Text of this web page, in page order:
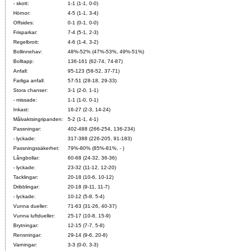
- skott:
1-1 (1-1, 0-0)
Hörnor:
4-5 (1-1, 3-4)
Offsides:
0-1 (0-1, 0-0)
Frisparkar:
7-4 (5-1, 2-3)
Regelbrott:
4-6 (1-4, 3-2)
Bollinnehav:
48%-52% (47%-53%, 49%-51%)
Bolltapp:
136-161 (62-74, 74-87)
Anfall:
95-123 (58-52, 37-71)
Farliga anfall:
57-51 (28-18, 29-33)
Stora chanser:
3-1 (2-0, 1-1)
- missade:
1-1 (1-0, 0-1)
Inkast:
16-27 (2-3, 14-24)
Målvaktsingripanden:
5-2 (1-1, 4-1)
Passningar:
402-488 (266-254, 136-234)
- lyckade:
317-388 (226-205, 91-183)
Passningssäkerhet:
79%-80% (85%-81%, - )
Långbollar:
60-68 (24-32, 36-36)
- lyckade:
23-32 (11-12, 12-20)
Tacklingar:
20-18 (10-6, 10-12)
Dribblingar:
20-18 (9-11, 11-7)
- lyckade:
10-12 (5-8, 5-4)
Vunna dueller:
71-63 (31-26, 40-37)
Vunna luftdueller:
25-17 (10-8, 15-9)
Brytningar:
12-15 (7-7, 5-8)
Rensningar:
29-14 (9-6, 20-8)
Varningar:
3-3 (0-0, 3-3)